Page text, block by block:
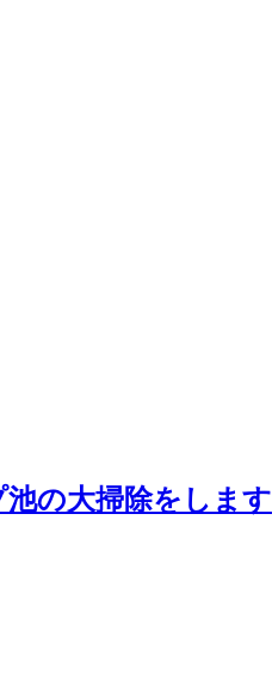
池の大掃除をします